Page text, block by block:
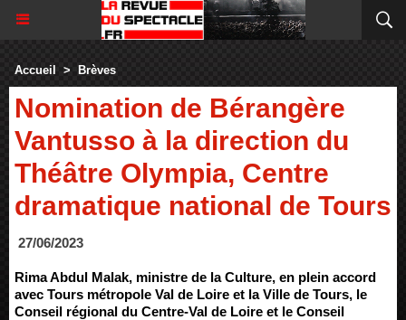
Accueil > Brèves
Nomination de Bérangère
Vantusso à la direction du
Théâtre Olympia, Centre
dramatique national de Tours
27/06/2023
Rima Abdul Malak, ministre de la Culture, en plein accord
avec Tours métropole Val de Loire et la Ville de Tours, le
Conseil régional du Centre-Val de Loire et le Conseil